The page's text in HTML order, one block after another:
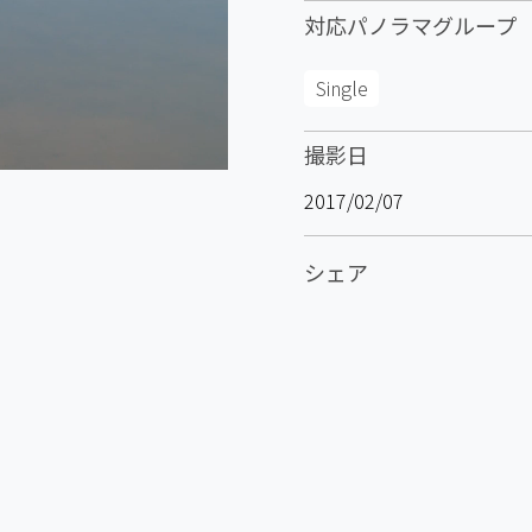
対応パノラマグループ
Single
撮影日
2017/02/07
シェア